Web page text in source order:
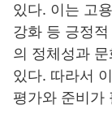
있다. 이는 고
강화 등 긍정
의 정체성과
있다. 따라서
평가와 준비가